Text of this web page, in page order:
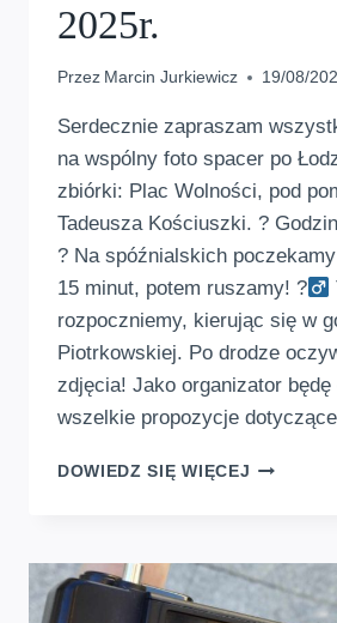
2025r.
Przez Marcin Jurkiewicz 19/08/
Serdecznie zapraszam
na wspólny foto spacer po
zbiórki: Plac Wolności, pod
Tadeusza Kościuszki. ?
? Na spóźnialskich
15 minut, potem ruszamy! ?‍
rozpoczniemy, kierując się w
Piotrkowskiej. Po drodze
zdjęcia! Jako organizator
wszelkie propozycje
DOWIEDZ SIĘ WIĘCEJ
ŁODZI
20